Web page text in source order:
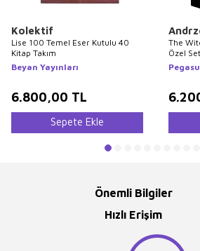
Kolektif
Lise 100 Temel Eser Kutulu 40
Kitap Takım
Beyan Yayınları
6.800,00 TL
Sepete Ekle
The
Özel
Önemli Bilgiler
Hızlı Erişim